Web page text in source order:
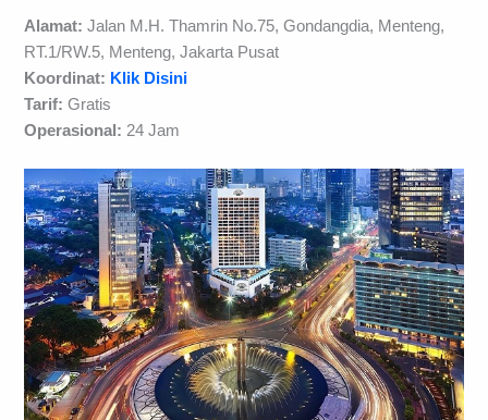
Alamat:Jalan M.H. Thamrin No.75, Gondangdia, Menteng,
RT.1/RW.5, Menteng, Jakarta Pusat
Koordinat: Klik Disini
Tarif:Gratis
Operasional: 24 Jam